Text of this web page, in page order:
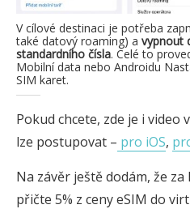
V cílové destinaci je potřeba
také datový roaming) a vypnout
standardního čísla. Celé to
Mobilní data nebo Androidu
SIM karet.
Pokud chcete, zde je i
lze postupovat – pro iOS,
Na závěr ještě dodám, že
přičte 5% z ceny eSIM do